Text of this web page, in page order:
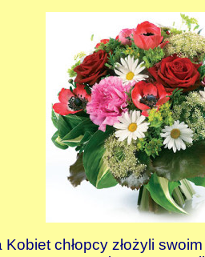
Kobiet chłopcy złożyli